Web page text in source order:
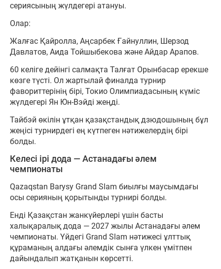
сериясының жүлдегері атануы.
Олар:
Жалғас Қайролла, Аңсарбек Ғайнуллин, Шерзод
Давлатов, Аида Тойшыбекова және Айдар Арапов.
60 келіге дейінгі салмақта Талғат Орынбасар ерекше
көзге түсті. Ол жартылай финалда турнир
фавориттерінің бірі, Токио Олимпиадасының күміс
жүлдегері Ян Юн-Вэйді жеңді.
Тайбэй өкілін ұтқан қазақстандық дзюдошының бұл
жеңісі турнирдегі ең күтпеген нәтижелердің бірі
болды.
Келесі ірі дода — Астанадағы әлем
чемпионаты
Qazaqstan Barysy Grand Slam биылғы маусымдағы
осы серияның қорытынды турнирі болды.
Енді Қазақстан жанкүйерлері үшін басты
халықаралық дода — 2027 жылы Астанадағы әлем
чемпионаты. Үйдегі Grand Slam нәтижесі ұлттық
құраманың алдағы әлемдік сынға үлкен үмітпен
дайындалып жатқанын көрсетті.